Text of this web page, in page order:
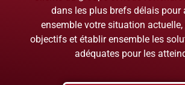
dans les plus brefs délais pour
ensemble votre situation
objectifs et établir ensemble les
adéquates pour les